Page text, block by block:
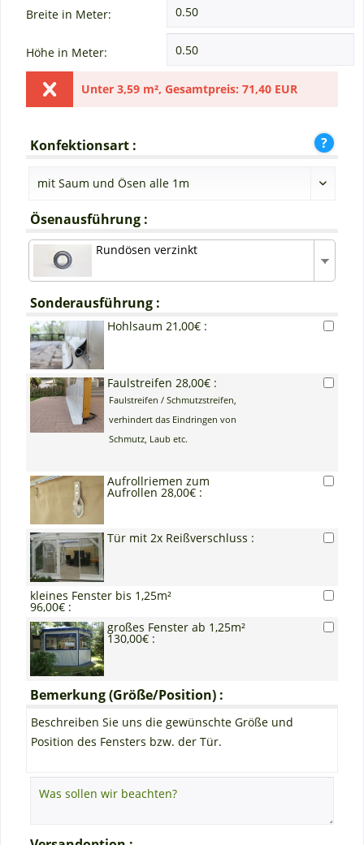
Breite in Meter:
Höhe in Meter:
Unter 3,59 m², Gesamtpreis: 71,40 EUR
Konfektionsart :
Ösenausführung :
Rundösen verzinkt
Sonderausführung :
Hohlsaum 21,00€ :
Faulstreifen 28,00€ :
Faulstreifen / Schmutzstreifen,
verhindert das Eindringen von
Schmutz, Laub etc.
Aufrollriemen zum
Aufrollen 28,00€ :
Tür mit 2x Reißverschluss :
kleines Fenster bis 1,25m²
96,00€ :
großes Fenster ab 1,25m²
130,00€ :
Bemerkung (Größe/Position) :
Beschreiben Sie uns die gewünschte Größe und
Position des Fensters bzw. der Tür.